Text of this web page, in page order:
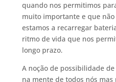
quando nos permitimos
muito importante e que não
estamos a recarregar
ritmo de vida que nos
longo prazo.
A noção de possibilidade
na mente de todos nós